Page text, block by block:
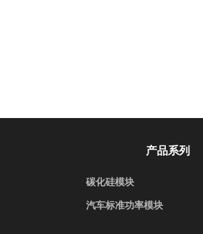
产品系列
碳化硅模块
汽车标准功率模块